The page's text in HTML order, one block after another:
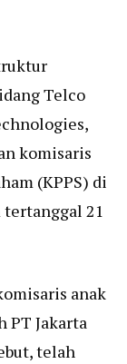
Telco
komisaris
(KPPS) di
tertanggal 21
anak
PT Jakarta
telah